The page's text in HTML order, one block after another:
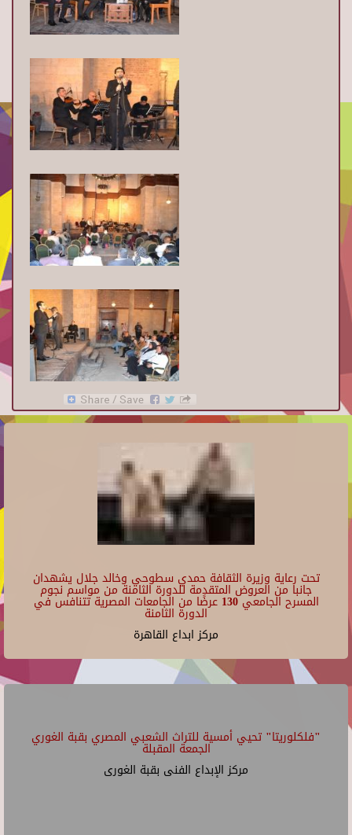
تحت رعاية وزيرة الثقافة حمدي سطوحي وخالد جلال يشهدان
جانبا من العروض المتقدمة للدورة الثامنة من مواسم نجوم
المسرح الجامعي 130 عرضًا من الجامعات المصرية تتنافس في
الدورة الثامنة
مركز ابداع القاهرة
"فلكلوريتا" تحيي أمسية للتراث الشعبي المصري بقبة الغوري
الجمعة المقبلة
مركز الإبداع الفنى بقبة الغورى